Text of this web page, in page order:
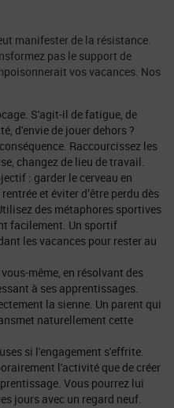
manifester de la résistance.
pas le support de
vos vacances. Nos
S'agit-il de fatigue, de
d'envie de jouer dehors ?
Raccourcissez les
changez de lieu de travail.
: garder le cerveau en
et éviter d’être perdu dès
des métaphores sportives
facilement. Un sportif
les vacances pour rester au
même, en résolvant des
à ses apprentissages.
la sienne. Un parent qui
naturellement cette
si l'engagement s'effrite.
l'activité que de créer
Vous pourrez lui
jours avec un regard neuf.